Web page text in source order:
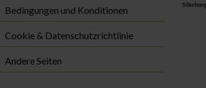
Bedingungen und Konditionen
Cookie & Datenschutzrichtlinie
Andere Seiten